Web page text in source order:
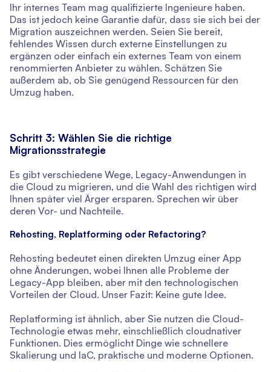
Ihr internes Team mag qualifizierte Ingenieure haben.
Das ist jedoch keine Garantie dafür, dass sie sich bei der
Migration auszeichnen werden. Seien Sie bereit,
fehlendes Wissen durch externe Einstellungen zu
ergänzen oder einfach ein externes Team von einem
renommierten Anbieter zu wählen. Schätzen Sie
außerdem ab, ob Sie genügend Ressourcen für den
Umzug haben.
Schritt 3: Wählen Sie die richtige
Migrationsstrategie
Es gibt verschiedene Wege, Legacy-Anwendungen in
die Cloud zu migrieren, und die Wahl des richtigen wird
Ihnen später viel Ärger ersparen. Sprechen wir über
deren Vor- und Nachteile.
Rehosting, Replatforming oder Refactoring?
Rehosting bedeutet einen direkten Umzug einer App
ohne Änderungen, wobei Ihnen alle Probleme der
Legacy-App bleiben, aber mit den technologischen
Vorteilen der Cloud. Unser Fazit: Keine gute Idee.
Replatforming ist ähnlich, aber Sie nutzen die Cloud-
Technologie etwas mehr, einschließlich cloudnativer
Funktionen. Dies ermöglicht Dinge wie schnellere
Skalierung und IaC, praktische und moderne Optionen.